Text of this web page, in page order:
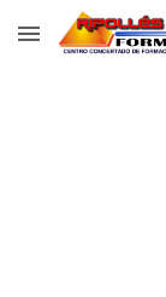
Skip to main